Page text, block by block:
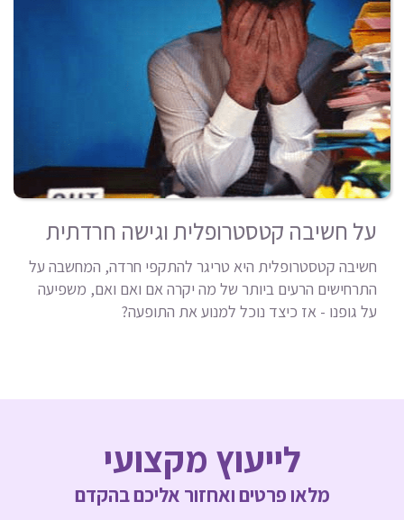
על חשיבה קטסטרופלית וגישה חרדתית
חשיבה קטסטרופלית היא טריגר להתקפי חרדה, המחשבה על
התרחישים הרעים ביותר של מה יקרה אם ואם ואם, משפיעה
על גופנו - אז כיצד נוכל למנוע את התופעה?
לייעוץ מקצועי
מלאו פרטים ואחזור אליכם בהקדם